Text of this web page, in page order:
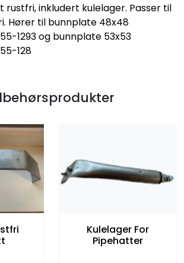
inkludert kulelager. Passer til
Hører til bunnplate 48x48
1293 og bunnplate 53x53
128
Kulelager For
Pipehatter